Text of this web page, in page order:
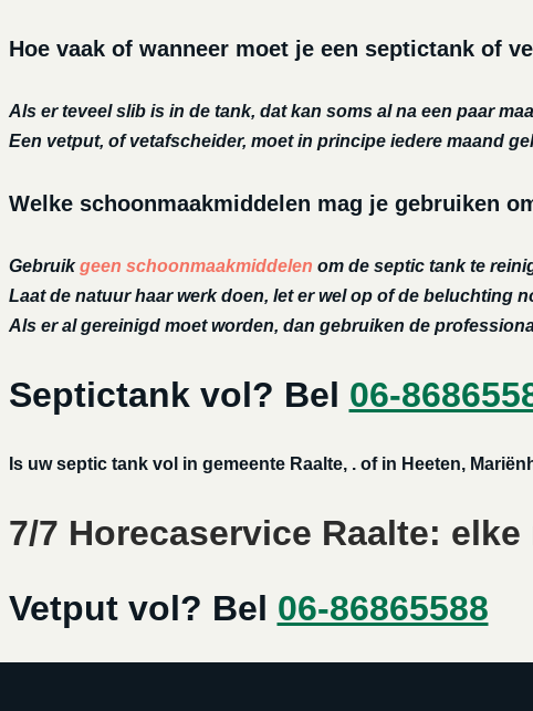
Hoe vaak of wanneer moet je een septictank of
Als er teveel slib is in de tank, dat kan soms al na een paar
Een vetput, of vetafscheider, moet in principe iedere maand
Welke schoonmaakmiddelen mag je gebruiken
Gebruikgeen schoonmaakmiddelen om de septic tank te
Laat de natuur haar werk doen, let er wel op of de beluchting
Als er al gereinigd moet worden, dan gebruiken de
Septictank vol? Bel 06-
Is uw septic tank vol in gemeente Raalte, . of in Heeten,
7/7 Horecaservice Raalte:
Vetput vol? Bel 06-86865588